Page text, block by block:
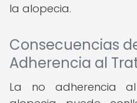
la alopecia.
Consecuencias
Adherencia al
La no adherencia